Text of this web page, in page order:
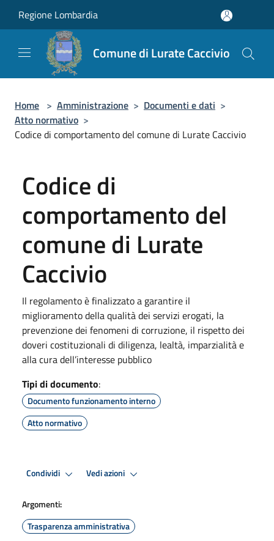
Regione Lombardia
Comune di Lurate Caccivio
Home > Amministrazione > Documenti e dati >
Atto normativo >
Codice di comportamento del comune di Lurate Caccivio
Codice di
comportamento del
comune di Lurate
Caccivio
Il regolamento è finalizzato a garantire il
miglioramento della qualità dei servizi erogati, la
prevenzione dei fenomeni di corruzione, il rispetto dei
doveri costituzionali di diligenza, lealtà, imparzialità e
alla cura dell’interesse pubblico
Tipi di documento:
Documento funzionamento interno
Atto normativo
Condividi Vedi azioni
Argomenti:
Trasparenza amministrativa